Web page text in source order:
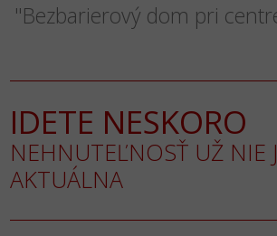
"Bezbarierový dom pri
IDETE NESKORO
NEHNUTEĽNOSŤ UŽ NIE
AKTUÁLNA